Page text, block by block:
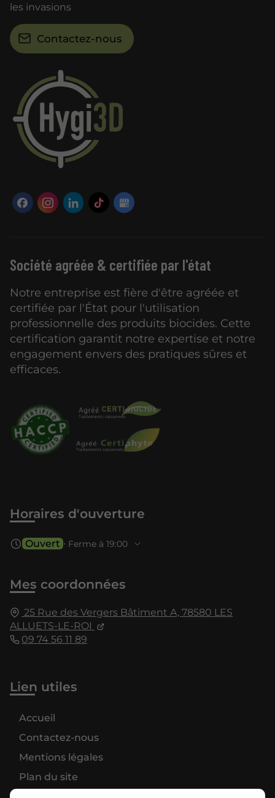
les invasions
Contactez-nous
Société agréée & certifiée par l'état
Notre entreprise est fière d'être agréée et
certifiée par l'État pour l'utilisation
professionnelle des produits biocides. Cette
certification garantit notre expertise et notre
engagement envers des pratiques sûres et
efficaces.
Mes coordonnées
25 Rue des Vergers Bâtiment A,78580 LES
ALLUETS-LE-ROI
09 74 56 11 89
Lien utiles
Accueil
Contactez-nous
Mentions légales
Plan du site
Horaires d'ouverture
Ouvert ⋅ Ferme à 19:00